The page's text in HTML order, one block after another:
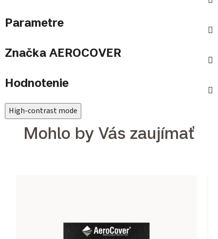
Parametre
Značka AEROCOVER
Hodnotenie
High-contrast mode
Mohlo by Vás zaujímať